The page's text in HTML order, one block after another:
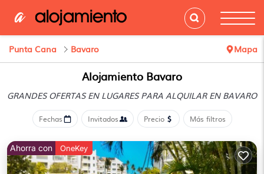
Punta Cana Bavaro Mapa
Alojamiento Bavaro
GRANDES OFERTAS EN LUGARESPARA ALQUILAR EN BAVARO
Fechas Invitados Precio Más filtros
Ahorra con OneKey